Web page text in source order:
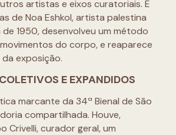
artistas e eixos curatoriais. É
de Noa Eshkol, artista palestina
1950, desenvolveu um método
do corpo, e reaparece
exposição.
E EXPANDIDOS
marcante da 34ª Bienal de São
compartilhada. Houve,
Crivelli, curador geral, um